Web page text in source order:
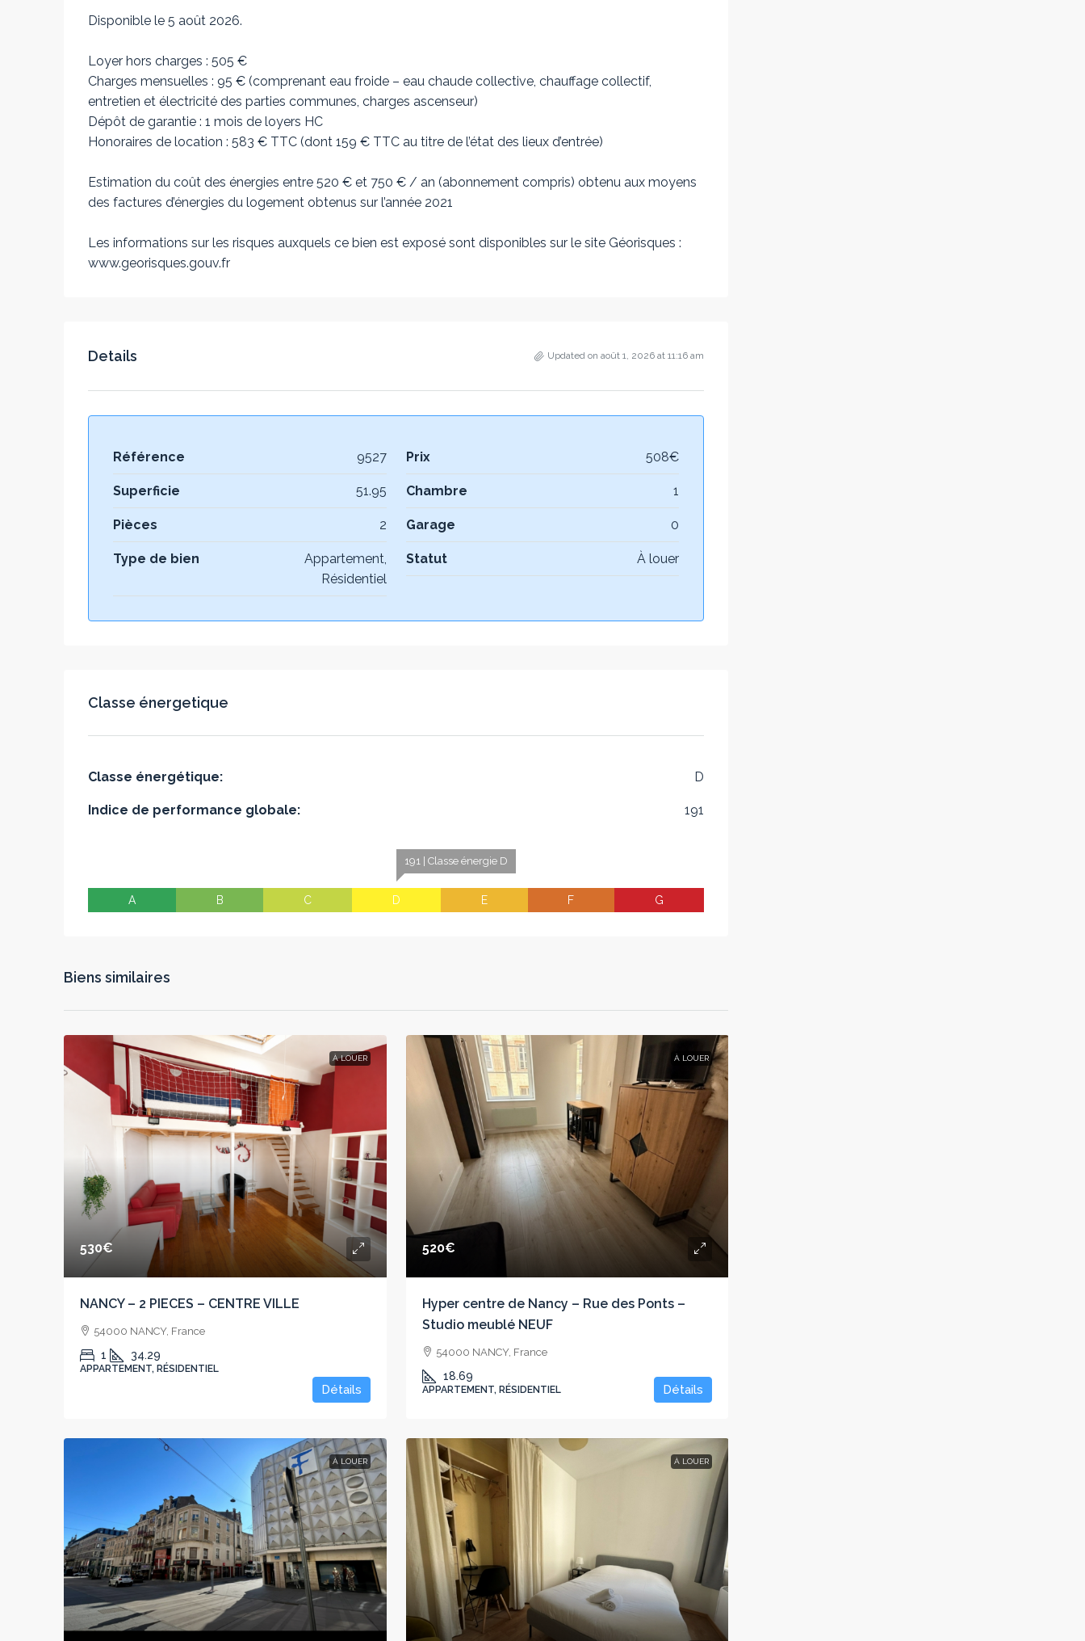
Disponible le 5 août 2026.
Loyer hors charges : 505 €
Charges mensuelles : 95 € (comprenant eau froide – eau chaude collective, chauffage collectif,
entretien et électricité des parties communes, charges ascenseur)
Dépôt de garantie : 1 mois de loyers HC
Honoraires de location : 583 € TTC (dont 159 € TTC au titre de l’état des lieux d’entrée)
Estimation du coût des énergies entre 520 € et 750 € / an (abonnement compris) obtenu aux moyens
des factures d’énergies du logement obtenus sur l’année 2021
Les informations sur les risques auxquels ce bien est exposé sont disponibles sur le site Géorisques :
www.georisques.gouv.fr
Details Updated on août 1, 2026 at 11:16 am
Référence 9527 Prix 508€
Superficie 51.95 Chambre 1
Pièces 2 Garage 0
Type de bien
Appartement,
Résidentiel
Statut À louer
Classe énergetique
Classe énergétique: D
Indice de performance globale: 191
A B C
191 | Classe énergie D
D E F G
Biens similaires
À LOUER
530€
NANCY – 2 PIECES – CENTRE VILLE
54000 NANCY, France
1 34.29
APPARTEMENT, RÉSIDENTIEL
Détails
À LOUER
520€
Hyper centre de Nancy – Rue des Ponts –
Studio meublé NEUF
54000 NANCY, France
18.69
APPARTEMENT, RÉSIDENTIEL Détails
À LOUER À LOUER